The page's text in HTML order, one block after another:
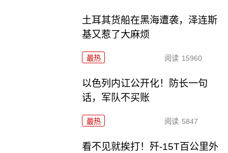
土耳其货船在黑海遭袭，泽连斯
基又惹了大麻烦
最热 阅读 15960
以色列内讧公开化！防长一句
话，军队不买账
最热 阅读 5847
看不见就挨打！歼-15T百公里外